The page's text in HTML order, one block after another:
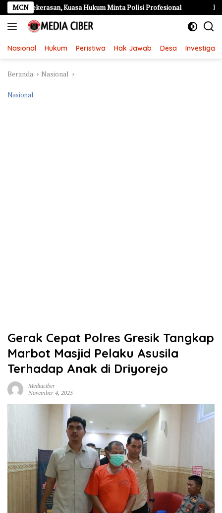
Langsung
ke
konten
MCN Kuasa Hukum Minta Polisi Profesional Kebakaran
Nasional Hukum Peristiwa Hak Jawab Desa Investigasi
Beranda Nasional
Nasional
Gerak Cepat Polres Gresik Tangkap
Marbot Masjid Pelaku Asusila
Terhadap Anak di Driyorejo
Mediaciber
November 4, 2025